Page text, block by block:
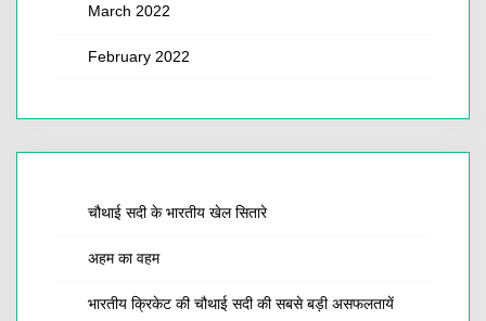
March 2022
February 2022
चौथाई सदी के भारतीय खेल सितारे
अहम का वहम
भारतीय क्रिकेट की चौथाई सदी की सबसे बड़ी असफलतायें